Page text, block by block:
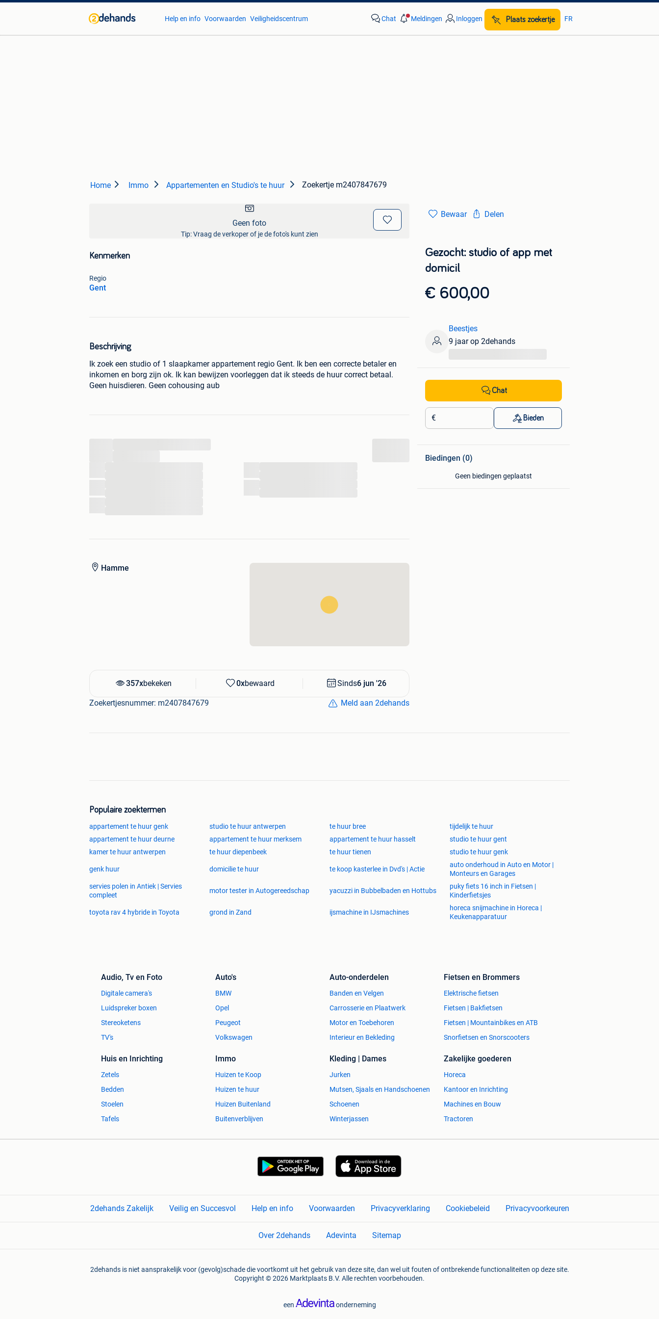
Help en info Voorwaarden Veiligheidscentrum Chat Meldingen Inloggen Plaats zoekertje FR
Home Immo Appartementen en Studio's te huur Zoekertje m2407847679
Geen foto
Tip: Vraag de verkoper of je de foto's kunt zien
Kenmerken
Regio
Gent
Beschrijving
Ik zoek een studio of 1 slaapkamer appartement regio Gent. Ik ben een correcte betaler en
inkomen en borg zijn ok. Ik kan bewijzen voorleggen dat ik steeds de huur correct betaal.
Geen huisdieren. Geen cohousing aub
Hamme
357xbekeken 0xbewaard Sinds6 jun '26
Zoekertjesnummer: m2407847679 Meld aan 2dehands
Bewaar Delen
Gezocht: studio of app met
domicil
€ 600,00
Beestjes
9 jaar op 2dehands
Chat
€ Bieden
Biedingen (0)
Geen biedingen geplaatst
Populaire zoektermen
appartement te huur genk studio te huur antwerpen te huur bree
tijdelijk te huur
appartement te huur deurne
appartement te huur merksem appartement te huur hasselt
studio te huur gent
kamer te huur antwerpen
te huur diepenbeek te huur tienen studio te huur genk
genk huur domicilie te huur te koop kasterlee in Dvd's | Actie
auto onderhoud in Auto en Motor |
Monteurs en Garages
servies polen in Antiek | Servies
compleet
motor tester in Autogereedschap yacuzzi in Bubbelbaden en Hottubs
puky fiets 16 inch in Fietsen |
Kinderfietsjes
toyota rav 4 hybride in Toyota grond in Zand ijsmachine in IJsmachines
horeca snijmachine in Horeca |
Keukenapparatuur
Audio, Tv en Foto
Digitale camera's
Luidspreker boxen
Stereoketens
TV's
Auto's
BMW
Opel
Peugeot
Volkswagen
Auto-onderdelen
Banden en Velgen
Carrosserie en Plaatwerk
Motor en Toebehoren
Interieur en Bekleding
Fietsen en Brommers
Elektrische fietsen
Fietsen | Bakfietsen
Fietsen | Mountainbikes en ATB
Snorfietsen en Snorscooters
Huis en Inrichting
Zetels
Bedden
Stoelen
Tafels
Immo
Huizen te Koop
Huizen te huur
Huizen Buitenland
Buitenverblijven
Kleding | Dames
Jurken
Mutsen, Sjaals en Handschoenen
Schoenen
Winterjassen
Zakelijke goederen
Horeca
Kantoor en Inrichting
Machines en Bouw
Tractoren
2dehands Zakelijk Veilig en Succesvol Help en info Voorwaarden Privacyverklaring Cookiebeleid Privacyvoorkeuren
Over 2dehands Adevinta Sitemap
2dehands is niet aansprakelijk voor (gevolg)schade die voortkomt uit het gebruik van deze site, dan wel uit fouten of ontbrekende functionaliteiten op deze site.
Copyright © 2026 Marktplaats B.V. Alle rechten voorbehouden.
een onderneming